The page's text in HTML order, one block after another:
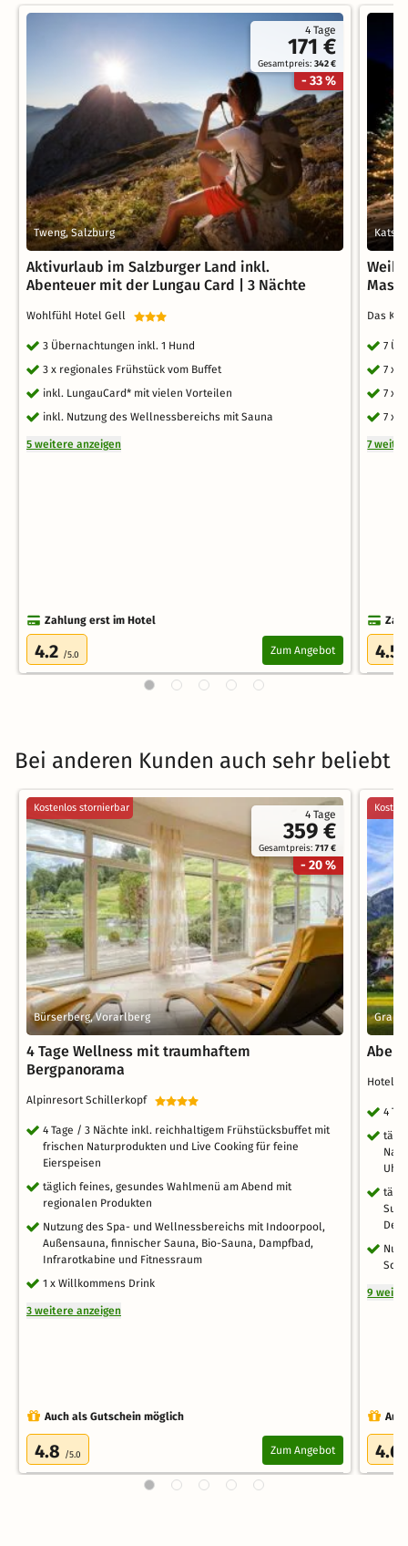
4 Tage
171 €
Gesamtpreis:342 €
- 33 %
Tweng, Salzburg
Aktivurlaub im Salzburger Land inkl.
Abenteuer mit der Lungau Card | 3 Nächte
Wohlfühl Hotel Gell
3 Übernachtungen inkl. 1 Hund
3 x regionales Frühstück vom Buffet
inkl. LungauCard* mit vielen Vorteilen
inkl. Nutzung des Wellnessbereichs mit Sauna
5 weitere anzeigen
Zahlung erst im Hotel
4.2 /5.0 Zum Angebot
Das
7
7 x
7 x
7 x
7
4.5
Bei anderen Kunden auch sehr beliebt
4 Tage
359 €
Gesamtpreis:717 €
- 20 %
Kostenlos stornierbar
Bürserberg, Vorarlberg
4 Tage Wellness mit traumhaftem
Bergpanorama
Alpinresort Schillerkopf
4 Tage / 3 Nächte inkl. reichhaltigem Frühstücksbuffet mit
frischen Naturprodukten und Live Cooking für feine
Eierspeisen
täglich feines, gesundes Wahlmenü am Abend mit
regionalen Produkten
Nutzung des Spa- und Wellnessbereichs mit Indoorpool,
Außensauna, finnischer Sauna, Bio-Sauna, Dampfbad,
Infrarotkabine und Fitnessraum
1 x Willkommens Drink
3 weitere anzeigen
Auch als Gutschein möglich
4.8 /5.0 Zum Angebot
Hotel
4
Uhr
9
4.6